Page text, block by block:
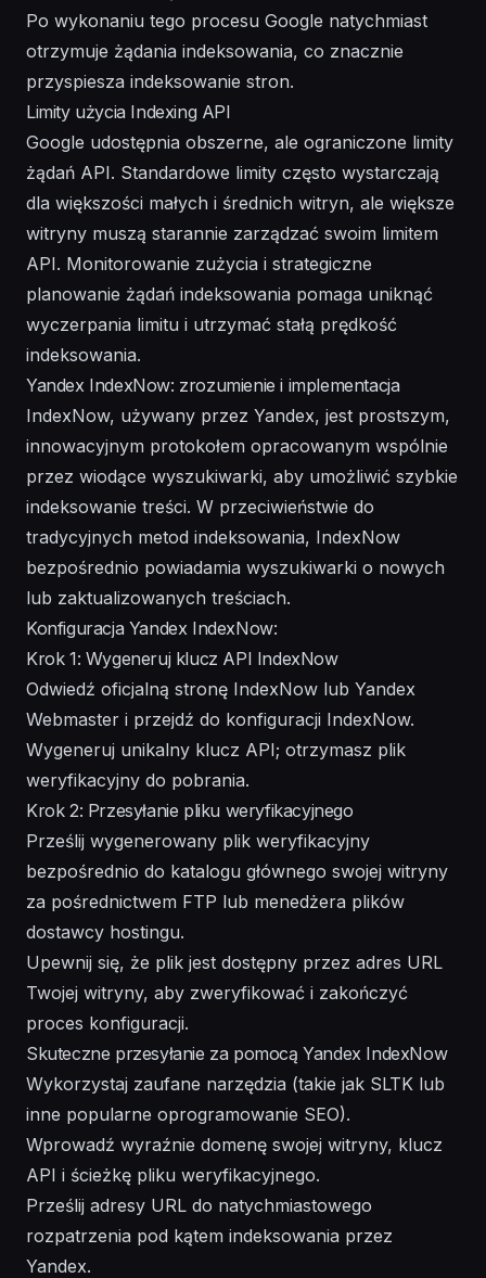
Po wykonaniu tego procesu Google natychmiast
otrzymuje żądania indeksowania, co znacznie
przyspiesza indeksowanie stron.
Limity użycia Indexing API
Google udostępnia obszerne, ale ograniczone limity
żądań API. Standardowe limity często wystarczają
dla większości małych i średnich witryn, ale większe
witryny muszą starannie zarządzać swoim limitem
API. Monitorowanie zużycia i strategiczne
planowanie żądań indeksowania pomaga uniknąć
wyczerpania limitu i utrzymać stałą prędkość
indeksowania.
Yandex IndexNow: zrozumienie i implementacja
IndexNow, używany przez Yandex, jest prostszym,
innowacyjnym protokołem opracowanym wspólnie
przez wiodące wyszukiwarki, aby umożliwić szybkie
indeksowanie treści. W przeciwieństwie do
tradycyjnych metod indeksowania, IndexNow
bezpośrednio powiadamia wyszukiwarki o nowych
lub zaktualizowanych treściach.
Konfiguracja Yandex IndexNow:
Krok 1: Wygeneruj klucz API IndexNow
Odwiedź oficjalną stronę IndexNow lub Yandex
Webmaster i przejdź do konfiguracji IndexNow.
Wygeneruj unikalny klucz API; otrzymasz plik
weryfikacyjny do pobrania.
Krok 2: Przesyłanie pliku weryfikacyjnego
Prześlij wygenerowany plik weryfikacyjny
bezpośrednio do katalogu głównego swojej witryny
za pośrednictwem FTP lub menedżera plików
dostawcy hostingu.
Upewnij się, że plik jest dostępny przez adres URL
Twojej witryny, aby zweryfikować i zakończyć
proces konfiguracji.
Skuteczne przesyłanie za pomocą Yandex IndexNow
Wykorzystaj zaufane narzędzia (takie jak SLTK lub
inne popularne oprogramowanie SEO).
Wprowadź wyraźnie domenę swojej witryny, klucz
API i ścieżkę pliku weryfikacyjnego.
Prześlij adresy URL do natychmiastowego
rozpatrzenia pod kątem indeksowania przez
Yandex.